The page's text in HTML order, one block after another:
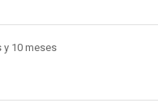
y 10 meses